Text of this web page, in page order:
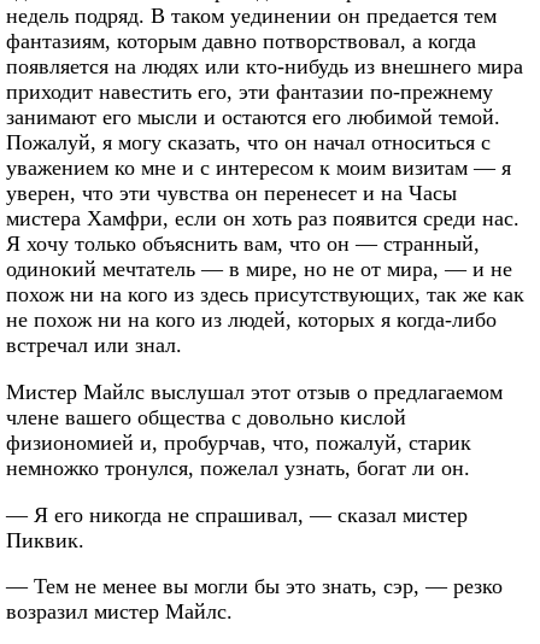
недель подряд. В таком уединении он предается тем
фантазиям, которым давно потворствовал, а когда
появляется на людях или кто-нибудь из внешнего мира
приходит навестить его, эти фантазии по-прежнему
занимают его мысли и остаются его любимой темой.
Пожалуй, я могу сказать, что он начал относиться с
уважением ко мне и с интересом к моим визитам — я
уверен, что эти чувства он перенесет и на Часы
мистера Хамфри, если он хоть раз появится среди нас.
Я хочу только объяснить вам, что он — странный,
одинокий мечтатель — в мире, но не от мира, — и не
похож ни на кого из здесь присутствующих, так же как
не похож ни на кого из людей, которых я когда-либо
встречал или знал.
Мистер Майлс выслушал этот отзыв о предлагаемом
члене вашего общества с довольно кислой
физиономией и, пробурчав, что, пожалуй, старик
немножко тронулся, пожелал узнать, богат ли он.
— Я его никогда не спрашивал, — сказал мистер
Пиквик.
— Тем не менее вы могли бы это знать, сэр, — резко
возразил мистер Майлс.